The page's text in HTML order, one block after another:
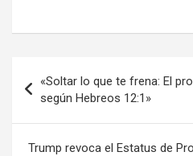
Navegación
de
entradas
«Soltar lo que te frena: El
según Hebreos 12:1»
Trump revoca el Estatus de